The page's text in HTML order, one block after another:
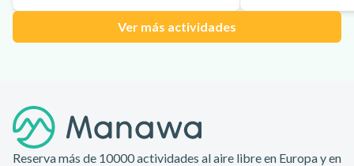
Ver más actividades
Reserva más de 10000 actividades al aire libre en Europa y en